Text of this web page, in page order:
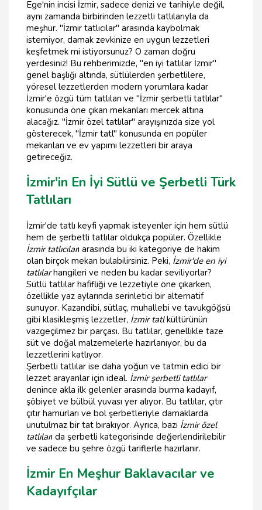
Ege'nin incisi İzmir, sadece denizi ve tarihiyle değil,
aynı zamanda birbirinden lezzetli tatlılarıyla da
meşhur. "İzmir tatlıcılar" arasında kaybolmak
istemiyor, damak zevkinize en uygun lezzetleri
keşfetmek mi istiyorsunuz? O zaman doğru
yerdesiniz! Bu rehberimizde, "en iyi tatlılar İzmir"
genel başlığı altında, sütlülerden şerbetlilere,
yöresel lezzetlerden modern yorumlara kadar
İzmir'e özgü tüm tatlıları ve "İzmir şerbetli tatlılar"
konusunda öne çıkan mekanları mercek altına
alacağız. "İzmir özel tatlılar" arayışınızda size yol
gösterecek, "İzmir tatl" konusunda en popüler
mekanları ve ev yapımı lezzetleri bir araya
getireceğiz.
İzmir'in En İyi Sütlü ve Şerbetli Türk
Tatlıları
İzmir'de tatlı keyfi yapmak isteyenler için hem sütlü
hem de şerbetli tatlılar oldukça popüler. Özellikle
İzmir tatlıcıları arasında bu iki kategoriye de hakim
olan birçok mekan bulabilirsiniz. Peki, İzmir'de en iyi
tatlılarhangileri ve neden bu kadar seviliyorlar?
Sütlü tatlılar hafifliği ve lezzetiyle öne çıkarken,
özellikle yaz aylarında serinletici bir alternatif
sunuyor. Kazandibi, sütlaç, muhallebi ve tavukgöğsü
gibi klasikleşmiş lezzetler, İzmir tatlkültürünün
vazgeçilmez bir parçası. Bu tatlılar, genellikle taze
süt ve doğal malzemelerle hazırlanıyor, bu da
lezzetlerini katlıyor.
Şerbetli tatlılar ise daha yoğun ve tatmin edici bir
lezzet arayanlar için ideal. İzmir şerbetli tatlılar
denince akla ilk gelenler arasında burma kadayıf,
şöbiyet ve bülbül yuvası yer alıyor. Bu tatlılar, çıtır
çıtır hamurları ve bol şerbetleriyle damaklarda
unutulmaz bir tat bırakıyor. Ayrıca, bazı İzmir özel
tatlıları da şerbetli kategorisinde değerlendirilebilir
ve sadece bu şehre özgü tariflerle hazırlanır.
İzmir En Meşhur Baklavacılar ve
Kadayıfçılar